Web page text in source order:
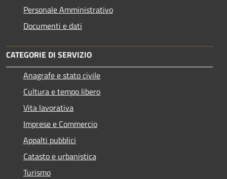
Personale Amministrativo
Documenti e dati
CATEGORIE DI SERVIZIO
Anagrafe e stato civile
Cultura e tempo libero
Vita lavorativa
Imprese e Commercio
Appalti pubblici
Catasto e urbanistica
Turismo